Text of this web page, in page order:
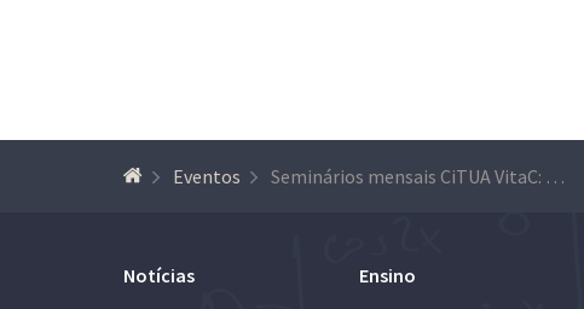
Eventos Seminários mensais CiTUA VitaC: “GREEN-BIM: BIM-LCA integration workflow for sustainability performance of new construction projects”
Notícias Ensino